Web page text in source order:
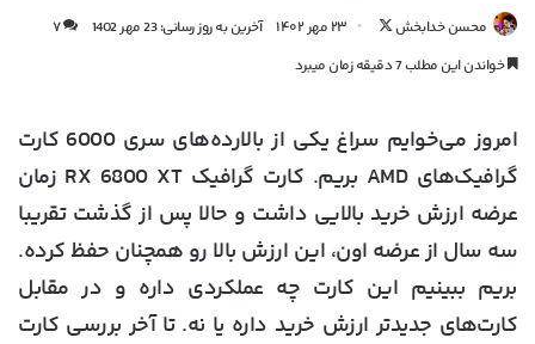
محسن خدابخش
دنبال
کردن
۲۳ مهر ۱۴۰۲ آخرین به روز رسانی: 23 مهر 1402
۷
خواندن این مطلب 7 دقیقه زمان میبرد
امروز می‌خوایم سراغ یکی از بالارده‌های سری 6000 کارت‌
گرافیک‌های AMD بریم. کارت گرافیک RX 6800 XT زمان
عرضه ارزش خرید بالایی داشت و حالا پس از گذشت تقریبا
سه سال از عرضه اون، این ارزش بالا رو همچنان حفظ کرده.
بریم ببینیم این کارت چه عملکردی داره و در مقابل
کارت‌های جدیدتر ارزش خرید داره یا نه. تا آخر بررسی کارت